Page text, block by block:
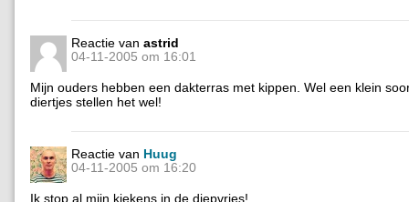
Reactie van astrid
04-11-2005 om 16:01
Mijn ouders hebben een dakterras met kippen. Wel een klein
diertjes stellen het wel!
Reactie van Huug
04-11-2005 om 16:20
Ik stop al mijn kiekens in de diepvries!